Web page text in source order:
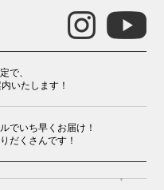
で、
いたします！
でいち早くお届け！
だくさんです！